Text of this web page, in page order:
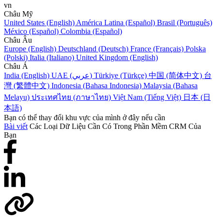
vn
Châu Mỹ
United States (English) América Latina (Español) Brasil (Português)
México (Español) Colombia (Español)
Châu Âu
Europe (English) Deutschland (Deutsch) France (Français) Polska
(Polski) Italia (Italiano) United Kingdom (English)
Châu Á
India (English)
UAE (عربي) Türkiye (Türkçe) 中国 (简体中文) 台
灣 (繁體中文) Indonesia (Bahasa Indonesia) Malaysia (Bahasa
Melayu) ประเทศไทย (ภาษาไทย) Việt Nam (Tiếng Việt) 日本 (日
本語)
Bạn có thể thay đổi khu vực của mình ở đây nếu cần
Bài viết Các Loại Dữ Liệu Cần Có Trong Phần Mềm CRM Của
Bạn